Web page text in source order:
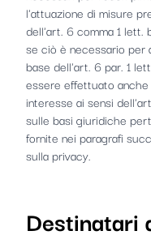
l'attuazione di misure
dell'art. 6 comma 1 lett.
se ciò è necessario per
base dell'art. 6 par. 1
essere effettuato
interesse ai sensi
sulle basi giuridiche
fornite nei paragrafi
sulla privacy.
Destinatari